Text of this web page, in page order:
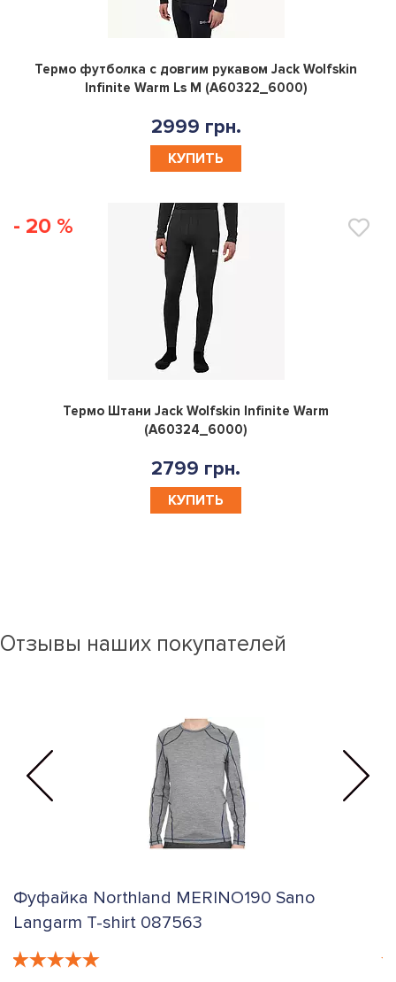
0
Термо футболка с довгим рукавом Jack Wolfskin
Infinite Warm Ls M (A60322_6000)
2999 грн.
КУПИТЬ
- 20 %
0
Термо Штани Jack Wolfskin Infinite Warm
(A60324_6000)
2799 грн.
КУПИТЬ
Отзывы наших покупателей
Фуфайка Northland MERINO190 Sano
Langarm T-shirt 087563